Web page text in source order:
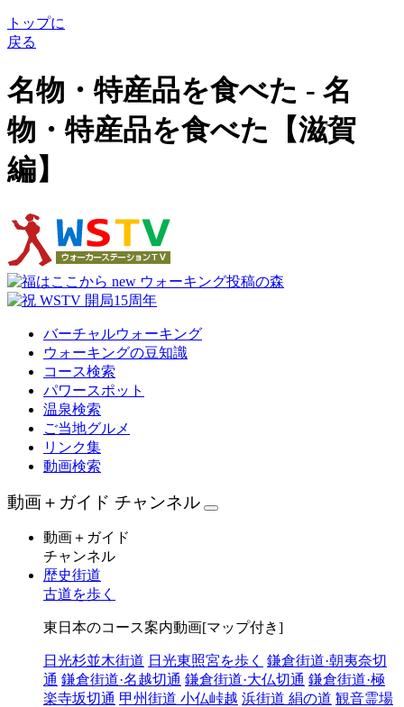
トップに
戻る
名物・特産品を食べた - 名
物・特産品を食べた【滋賀
編】
バーチャルウォーキング
ウォーキングの豆知識
コース検索
パワースポット
温泉検索
ご当地グルメ
リンク集
動画検索
動画＋ガイド チャンネル
動画＋ガイド
チャンネル
歴史街道
古道を歩く
東日本のコース案内動画[マップ付き]
日光杉並木街道 日光東照宮を歩く 鎌倉街道·朝夷奈切
通 鎌倉街道·名越切通 鎌倉街道·大仏切通 鎌倉街道·極
楽寺坂切通 甲州街道 小仏峠越 浜街道 絹の道 観音霊場